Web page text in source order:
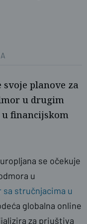
planove za
u drugim
u financijskom
se očekuje
u
sa stručnjacima u
globalna online
za priuštiva